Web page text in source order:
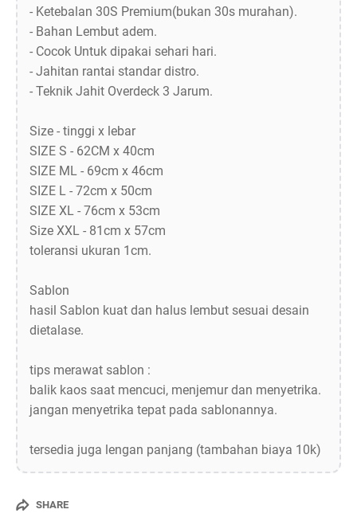
- Ketebalan 30S Premium(bukan 30s murahan).
- Bahan Lembut adem.
- Cocok Untuk dipakai sehari hari.
- Jahitan rantai standar distro.
- Teknik Jahit Overdeck 3 Jarum.
Size - tinggi x lebar
SIZE S - 62CM x 40cm
SIZE ML - 69cm x 46cm
SIZE L - 72cm x 50cm
SIZE XL - 76cm x 53cm
Size XXL - 81cm x 57cm
toleransi ukuran 1cm.
Sablon
hasil Sablon kuat dan halus lembut sesuai desain
dietalase.
tips merawat sablon :
balik kaos saat mencuci, menjemur dan menyetrika.
jangan menyetrika tepat pada sablonannya.
tersedia juga lengan panjang (tambahan biaya 10k)
SHARE